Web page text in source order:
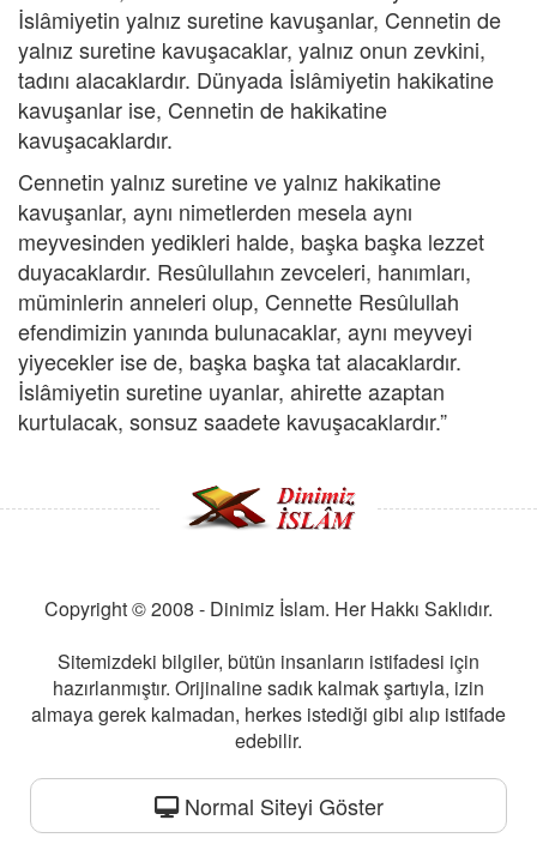
İslâmiyetin yalnız suretine kavuşanlar, Cennetin de
yalnız suretine kavuşacaklar, yalnız onun zevkini,
tadını alacaklardır. Dünyada İslâmiyetin hakikatine
kavuşanlar ise, Cennetin de hakikatine
kavuşacaklardır.
Cennetin yalnız suretine ve yalnız hakikatine
kavuşanlar, aynı nimetlerden mesela aynı
meyvesinden yedikleri halde, başka başka lezzet
duyacaklardır. Resûlullahın zevceleri, hanımları,
müminlerin anneleri olup, Cennette Resûlullah
efendimizin yanında bulunacaklar, aynı meyveyi
yiyecekler ise de, başka başka tat alacaklardır.
İslâmiyetin suretine uyanlar, ahirette azaptan
kurtulacak, sonsuz saadete kavuşacaklardır.”
Copyright © 2008 - Dinimiz İslam. Her Hakkı Saklıdır.
Sitemizdeki bilgiler, bütün insanların istifadesi için
hazırlanmıştır. Orijinaline sadık kalmak şartıyla, izin
almaya gerek kalmadan, herkes istediği gibi alıp istifade
edebilir.
Normal Siteyi Göster